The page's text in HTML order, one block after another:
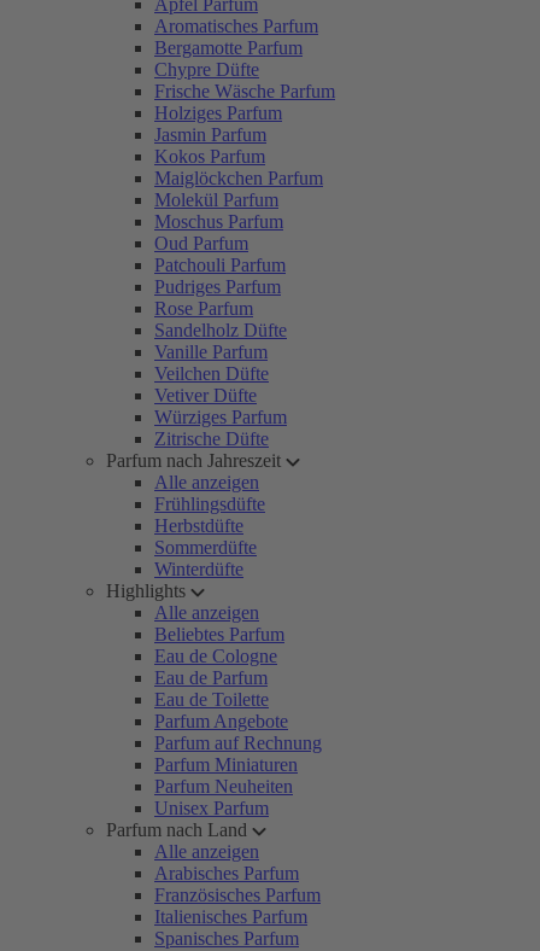
Apfel Parfum
Aromatisches Parfum
Bergamotte Parfum
Chypre Düfte
Frische Wäsche Parfum
Holziges Parfum
Jasmin Parfum
Kokos Parfum
Maiglöckchen Parfum
Molekül Parfum
Moschus Parfum
Oud Parfum
Patchouli Parfum
Pudriges Parfum
Rose Parfum
Sandelholz Düfte
Vanille Parfum
Veilchen Düfte
Vetiver Düfte
Würziges Parfum
Zitrische Düfte
Parfum nach Jahreszeit
Alle anzeigen
Frühlingsdüfte
Herbstdüfte
Sommerdüfte
Winterdüfte
Highlights
Alle anzeigen
Beliebtes Parfum
Eau de Cologne
Eau de Parfum
Eau de Toilette
Parfum Angebote
Parfum auf Rechnung
Parfum Miniaturen
Parfum Neuheiten
Unisex Parfum
Parfum nach Land
Alle anzeigen
Arabisches Parfum
Französisches Parfum
Italienisches Parfum
Spanisches Parfum